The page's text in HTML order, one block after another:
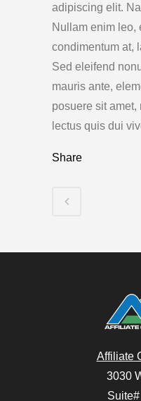
adipiscing elit.
Nullam enim leo,
condimentum at,
Sed eleifend
mauris ante,
posuere sit
lectus quis dui
Share
Affiliate
3030